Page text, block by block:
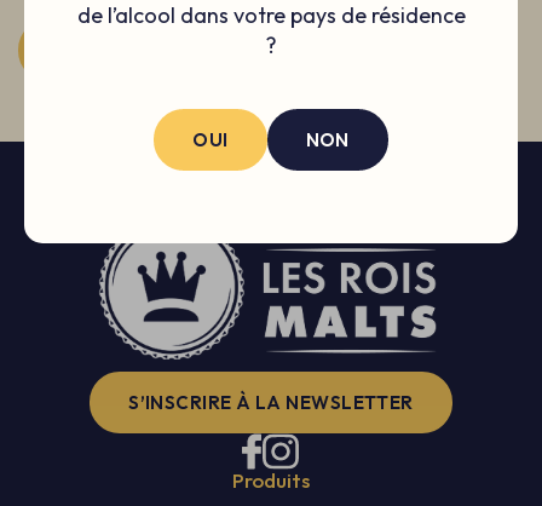
de l’alcool dans votre pays de résidence
?
OUI NON
PRODUIT AJOUTÉ
S’INSCRIRE À LA NEWSLETTER
Produits